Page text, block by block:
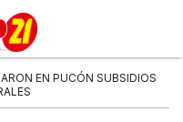
EN PUCÓN SUBSIDIOS